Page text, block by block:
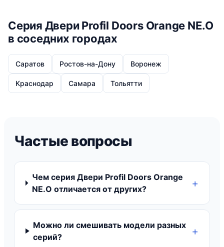
Серия Двери Profil Doors Orange NE.O
в соседних городах
Саратов Ростов-на-Дону Воронеж
Краснодар Самара Тольятти
Частые вопросы
Чем серия Двери Profil Doors Orange
NE.O отличается от других?
Можно ли смешивать модели разных
серий?